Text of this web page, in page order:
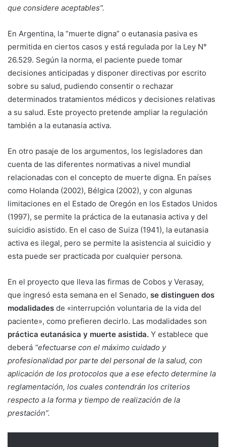
que considere aceptables”.
En Argentina, la “muerte digna” o eutanasia pasiva es
permitida en ciertos casos y está regulada por la Ley N°
26.529. Según la norma, el paciente puede tomar
decisiones anticipadas y disponer directivas por escrito
sobre su salud, pudiendo consentir o rechazar
determinados tratamientos médicos y decisiones relativas
a su salud. Este proyecto pretende ampliar la regulación
también a la eutanasia activa.
En otro pasaje de los argumentos, los legisladores dan
cuenta de las diferentes normativas a nivel mundial
relacionadas con el concepto de muerte digna. En países
como Holanda (2002), Bélgica (2002), y con algunas
limitaciones en el Estado de Oregón en los Estados Unidos
(1997), se permite la práctica de la eutanasia activa y del
suicidio asistido. En el caso de Suiza (1941), la eutanasia
activa es ilegal, pero se permite la asistencia al suicidio y
esta puede ser practicada por cualquier persona.
En el proyecto que lleva las firmas de Cobos y Verasay,
que ingresó esta semana en el Senado, se distinguen dos
modalidades de «interrupción voluntaria de la vida del
paciente», como prefieren decirlo. Las modalidades son
práctica eutanásica y muerte asistida. Y establece que
deberá “efectuarse con el máximo cuidado y
profesionalidad por parte del personal de la salud, con
aplicación de los protocolos que a ese efecto determine la
reglamentación, los cuales contendrán los criterios
respecto a la forma y tiempo de realización de la
prestación”.